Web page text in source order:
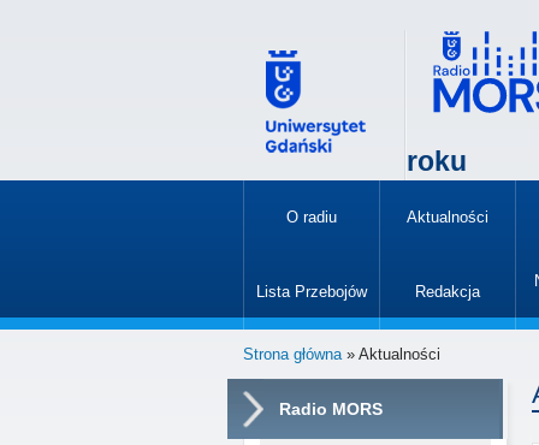
roku
O radiu Aktualności
Lista Przebojów Redakcja
Strona główna» Aktualności
Radio MORS